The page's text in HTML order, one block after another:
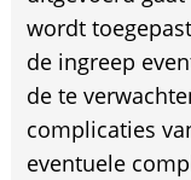
wordt
de ingreep
de te
complicaties
eventuele